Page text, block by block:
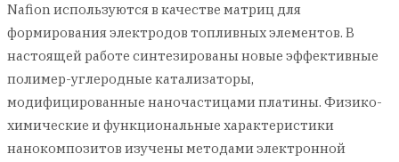
Nafion используются в качестве матриц для
формирования электродов топливных элементов. В
настоящей работе синтезированы новые эффективные
полимер-углеродные катализаторы,
модифицированные наночастицами платины. Физико-
химические и функциональные характеристики
нанокомпозитов изучены методами электронной